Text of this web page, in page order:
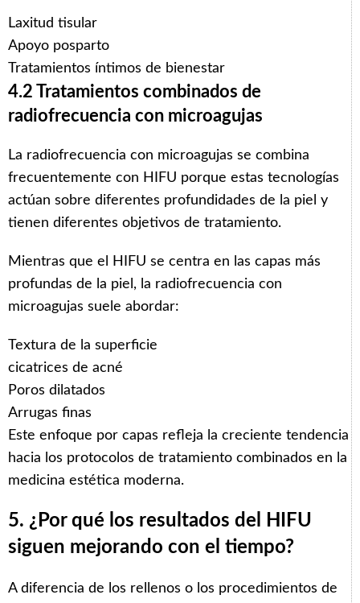
Laxitud tisular
Apoyo posparto
Tratamientos íntimos de bienestar
4.2 Tratamientos combinados de
radiofrecuencia con microagujas
La radiofrecuencia con microagujas se combina
frecuentemente con HIFU porque estas tecnologías
actúan sobre diferentes profundidades de la piel y
tienen diferentes objetivos de tratamiento.
Mientras que el HIFU se centra en las capas más
profundas de la piel, la radiofrecuencia con
microagujas suele abordar:
Textura de la superficie
cicatrices de acné
Poros dilatados
Arrugas finas
Este enfoque por capas refleja la creciente tendencia
hacia los protocolos de tratamiento combinados en la
medicina estética moderna.
5. ¿Por qué los resultados del HIFU
siguen mejorando con el tiempo?
A diferencia de los rellenos o los procedimientos de